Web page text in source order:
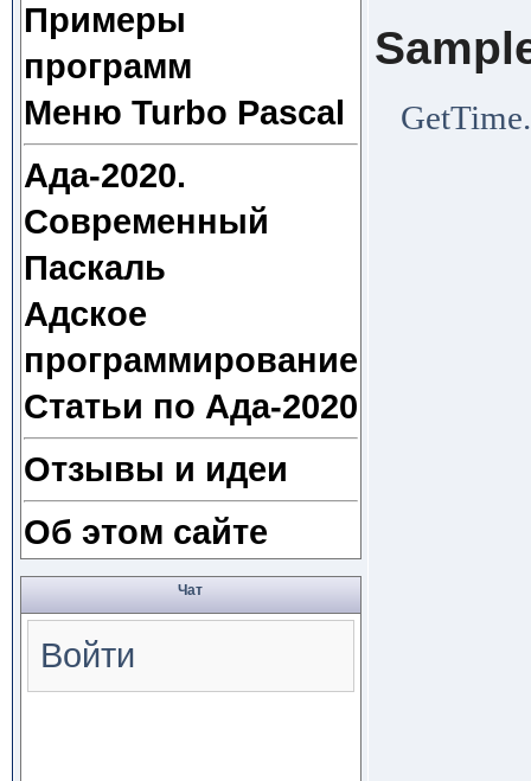
Примеры
программ
Меню Turbo Pascal
Ада-2020.
Современный
Паскаль
Адское
программирование
Статьи по Ада-2020
Отзывы и идеи
Об этом сайте
Чат
Войти